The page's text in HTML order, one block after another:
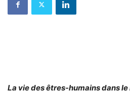
La vie des êtres-humains dans